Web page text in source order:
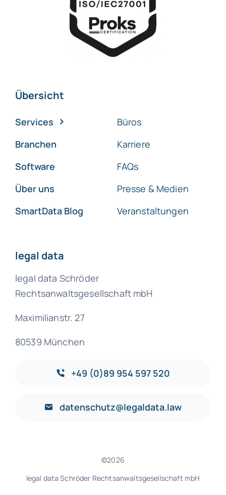
Übersicht
Services
Branchen
Software
Über uns
SmartData Blog
Büros
Karriere
FAQs
Presse & Medien
Veranstaltungen
legal data
legal data Schröder
Rechtsanwaltsgesellschaft mbH
Maximilianstr. 27
80539 München
+49 (0)89 954 597 520
datenschutz@legaldata.law
©2026
legal data Schröder Rechtsanwaltsgesellschaft mbH